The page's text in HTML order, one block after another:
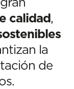
calidad,
la
de